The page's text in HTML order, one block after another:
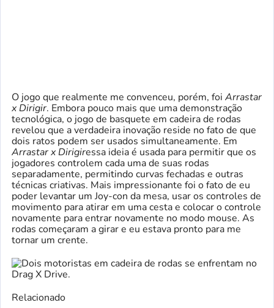
O jogo que realmente me convenceu, porém, foi Arrastar
x Dirigir. Embora pouco mais que uma demonstração
tecnológica, o jogo de basquete em cadeira de rodas
revelou que a verdadeira inovação reside no fato de que
dois ratos podem ser usados ​​simultaneamente. Em
Arrastar x Dirigiressa ideia é usada para permitir que os
jogadores controlem cada uma de suas rodas
separadamente, permitindo curvas fechadas e outras
técnicas criativas. Mais impressionante foi o fato de eu
poder levantar um Joy-con da mesa, usar os controles de
movimento para atirar em uma cesta e colocar o controle
novamente para entrar novamente no modo mouse. As
rodas começaram a girar e eu estava pronto para me
tornar um crente.
Relacionado